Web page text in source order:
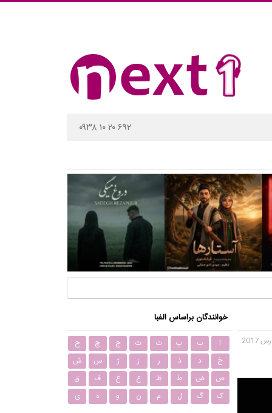
۰۹۳۸ ۱۰ ۲۰ ۶۹۲
خوانندگان براساس الفبا
ا ب پ ت ث ج چ
ح
خ
د ذ ر ز ژ س
ش
ص
ض ط ظ ع غ ف
ق
ک
گ ل م ن و ه ی